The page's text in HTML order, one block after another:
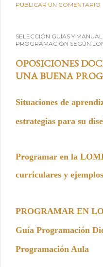
PUBLICAR UN COMENTARIO
SELECCIÓN GUÍAS Y
PROGRAMACIÓN SEGÚN
OPOSICIONES
UNA BUENA
Situaciones de
estrategias para su
Programar en la
curriculares y
PROGRAMAR EN
Guía Programación
Programación Aula